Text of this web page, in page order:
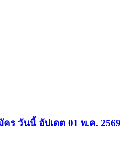
ร วันนี้ อัปเดต 01 พ.ค. 2569